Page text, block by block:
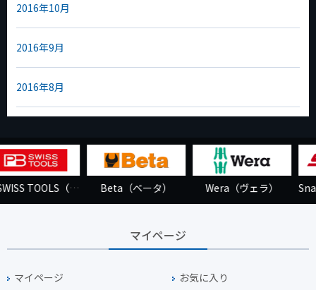
2016年10月
2016年9月
2016年8月
Wera（ヴェラ） Snap-on（スナップオン） HAZET（ハゼット
マイページ
マイページ
お気に入り